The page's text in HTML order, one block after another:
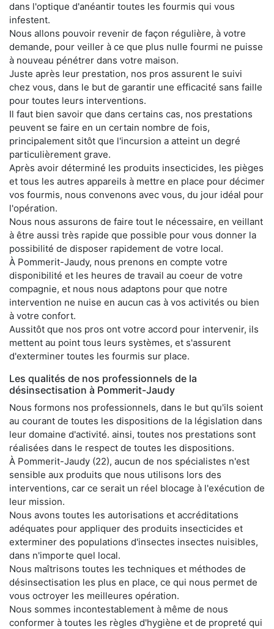
dans l'optique d'anéantir toutes les fourmis qui vous
infestent.
Nous allons pouvoir revenir de façon régulière, à votre
demande, pour veiller à ce que plus nulle fourmi ne puisse
à nouveau pénétrer dans votre maison.
Juste après leur prestation, nos pros assurent le suivi
chez vous, dans le but de garantir une efficacité sans faille
pour toutes leurs interventions.
Il faut bien savoir que dans certains cas, nos prestations
peuvent se faire en un certain nombre de fois,
principalement sitôt que l'incursion a atteint un degré
particulièrement grave.
Après avoir déterminé les produits insecticides, les pièges
et tous les autres appareils à mettre en place pour décimer
vos fourmis, nous convenons avec vous, du jour idéal pour
l'opération.
Nous nous assurons de faire tout le nécessaire, en veillant
à être aussi très rapide que possible pour vous donner la
possibilité de disposer rapidement de votre local.
À Pommerit-Jaudy, nous prenons en compte votre
disponibilité et les heures de travail au coeur de votre
compagnie, et nous nous adaptons pour que notre
intervention ne nuise en aucun cas à vos activités ou bien
à votre confort.
Aussitôt que nos pros ont votre accord pour intervenir, ils
mettent au point tous leurs systèmes, et s'assurent
d'exterminer toutes les fourmis sur place.
Les qualités de nos professionnels de la
désinsectisation à Pommerit-Jaudy
Nous formons nos professionnels, dans le but qu'ils soient
au courant de toutes les dispositions de la législation dans
leur domaine d'activité. ainsi, toutes nos prestations sont
réalisées dans le respect de toutes les dispositions.
À Pommerit-Jaudy (22), aucun de nos spécialistes n'est
sensible aux produits que nous utilisons lors des
interventions, car ce serait un réel blocage à l'exécution de
leur mission.
Nous avons toutes les autorisations et accréditations
adéquates pour appliquer des produits insecticides et
exterminer des populations d'insectes insectes nuisibles,
dans n'importe quel local.
Nous maîtrisons toutes les techniques et méthodes de
désinsectisation les plus en place, ce qui nous permet de
vous octroyer les meilleures opération.
Nous sommes incontestablement à même de nous
conformer à toutes les règles d'hygiène et de propreté qui